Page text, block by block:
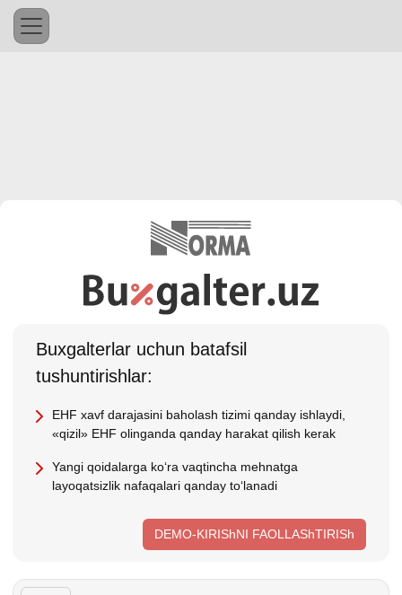
Buхgalterlar uchun batafsil
tushuntirishlar:
EHF хavf darajasini baholash tizimi qanday ishlaydi,
«qizil» EHF olinganda qanday harakat qilish kerak
Yangi qoidalarga koʻra vaqtincha mehnatga
layoqatsizlik nafaqalari qanday toʻlanadi
DEMO-KIRIShNI FAOLLAShTIRISh